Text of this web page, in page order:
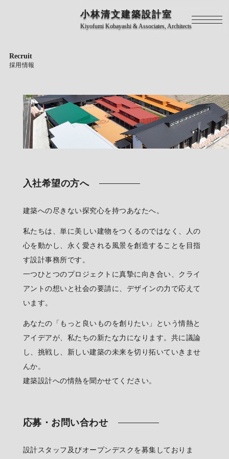
小林清文建築設計室
Kiyofumi Kobayashi & Associates, Architects
Recruit
採用情報
入社希望の方へ
建築への尽きない探究心を持つあなたへ。
私たちは、単に美しい建物をつくるのではなく、人の
心を動かし、永く愛される風景を創造することを目指
す設計事務所です。
一つひとつのプロジェクトに真摯に向き合い、クライ
アントの想いと社会の要請に、デザインの力で応えて
います。
あなたの「もっと良いものを創りたい」という情熱と
アイデアが、私たちの新たな力になります。共に議論
し、挑戦し、新しい建築の未来を切り拓いていきませ
んか。
建築設計への情熱を聞かせてください。
応募・お問い合わせ
設計スタッフ及びオープンデスクを募集しておりま